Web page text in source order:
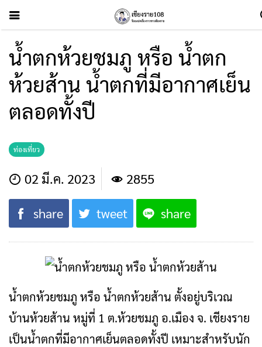
น้ำตกห้วยชมภู หรือ น้ำตก
ห้วยส้าน น้ำตกที่มีอากาศเย็น
ตลอดทั้งปี
ท่องเที่ยว
02 มี.ค. 2023 2855
share tweet share
น้ำตกห้วยชมภู หรือ น้ำตกห้วยส้าน ตั้งอยู่บริเวณ
บ้านห้วยส้าน หมู่ที่ 1 ต.ห้วยชมภู อ.เมือง จ. เชียงราย
เป็นน้ำตกที่มีอากาศเย็นตลอดทั้งปี เหมาะสำหรับนัก